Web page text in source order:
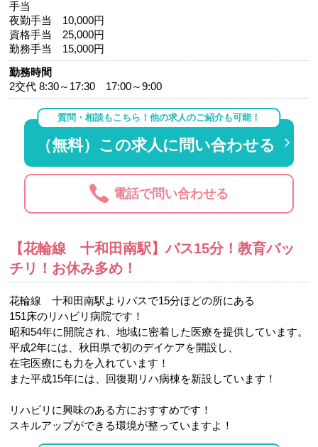
手当
夜勤手当 10,000円
資格手当 25,000円
勤務手当 15,000円
勤務時間
2交代 8:30～17:30 17:00～9:00
質問・相談もこちら！他の求人のご紹介も可能！
（無料）この求人に問い合わせる
電話で問い合わせる
【花輪線 十和田南駅】バス15分！教育バッ
チリ！お休み多め！
花輪線 十和田南駅よりバスで15分ほどの所にある
151床のリハビリ病院です！
昭和54年に開院され、地域に密着した医療を提供しています。
平成2年には、秋田県で初のデイケアを開設し、
在宅医療にも力を入れています！
また平成15年には、回復期リハ病棟を新設しています！
リハビリに興味のある方におすすめです！
スキルアップができる環境が整っていますよ！